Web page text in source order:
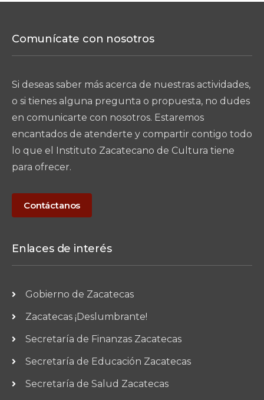
Comunícate con nosotros
Si deseas saber más acerca de nuestras actividades,
o si tienes alguna pregunta o propuesta, no dudes
en comunicarte con nosotros. Estaremos
encantados de atenderte y compartir contigo todo
lo que el Instituto Zacatecano de Cultura tiene
para ofrecer.
Contáctanos
Enlaces de interés
Gobierno de Zacatecas
Zacatecas ¡Deslumbrante!
Secretaría de Finanzas Zacatecas
Secretaría de Educación Zacatecas
Secretaría de Salud Zacatecas